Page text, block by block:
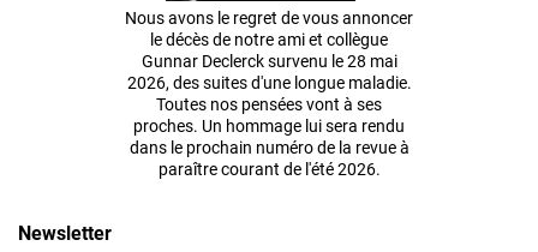
Nous avons le regret de vous annoncer
le décès de notre ami et collègue
Gunnar Declerck survenu le 28 mai
2026, des suites d'une longue maladie.
Toutes nos pensées vont à ses
proches. Un hommage lui sera rendu
dans le prochain numéro de la revue à
paraître courant de l'été 2026.
Newsletter